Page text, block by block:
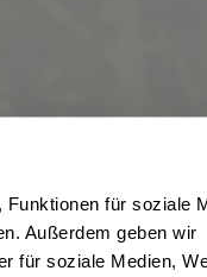
für soziale
Außerdem geben wir
für soziale Medien,